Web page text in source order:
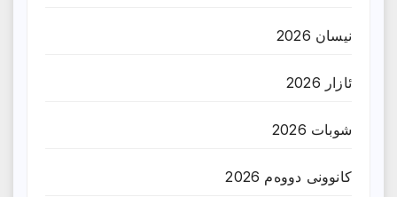
نیسان 2026
ئازار 2026
شوبات 2026
کانوونی دووەم 2026